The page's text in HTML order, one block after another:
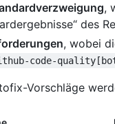
,
des
, wobei
code-
Vorschläge